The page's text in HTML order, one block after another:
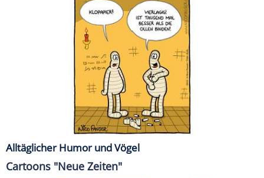
Alltäglicher Humor und Vögel
Cartoons "Neue Zeiten"